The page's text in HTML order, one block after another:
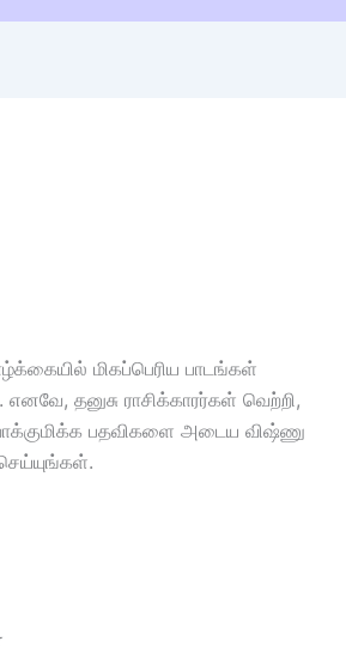
மிகப்பெரிய பாடங்கள்
தனுசு ராசிக்காரர்கள் வெற்றி,
பதவிகளை அடைய விஷ்ணு